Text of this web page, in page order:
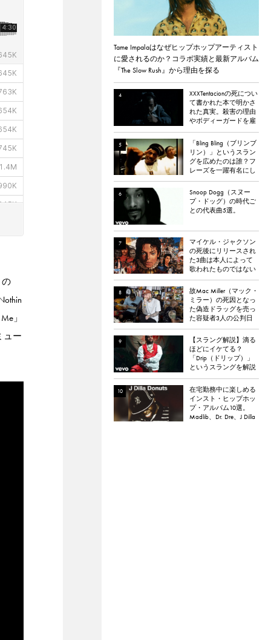
の
」
ュー
Tame Impalaはなぜヒップホップアーティスト
に愛されるのか？コラボ実績と最新アルバム
『The Slow Rush』から理由を探る
XXXTentacionの死につい
て書かれた本で明かさ
れた真実。殺害の理由
やボディーガードを雇
「Bling Bling（ブリンブ
リン）」というスラン
グを広めたのは誰？フ
レーズを一躍有名にし
ついて解説。
Snoop Dogg（スヌー
プ・ドッグ）の時代ご
との代表曲5選。
マイケル・ジャクソン
の死後にリリースされ
た3曲は本人によって
歌われたものではない
故Mac Miller（マック・
ミラー）の死因となっ
た偽造ドラッグを売っ
た容疑者3人の公判日
が決定。
【スラング解説】滴る
ほどにイケてる？
「Drip（ドリップ）」
というスラングを解説
在宅勤務中に楽しめる
インスト・ヒップホッ
プ・アルバム10選。
Madlib、Dr. Dre、J Dilla